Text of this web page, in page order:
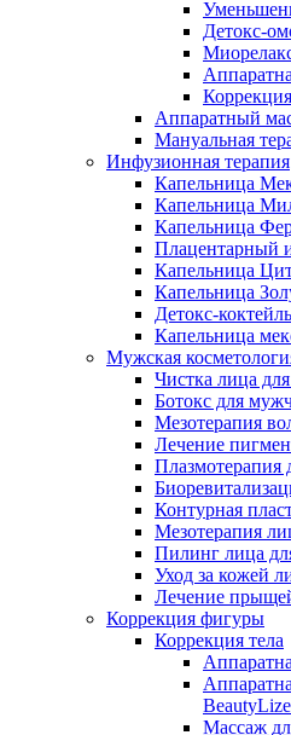
Детокс-
Аппаратный
Мануальная
Инфузионная терапия
Капельница
Капельница
Капельница
Плацентарный
Капельница
Капельница
Детокс-
Капельница
Мужская
Чистка лица
Ботокс для
Мезотерапия
Лечение
Плазмотерапия
Контурная
Мезотерапия
Пилинг лица
Уход за кожей
Лечение
Коррекция фигуры
Коррекция тела
Массаж